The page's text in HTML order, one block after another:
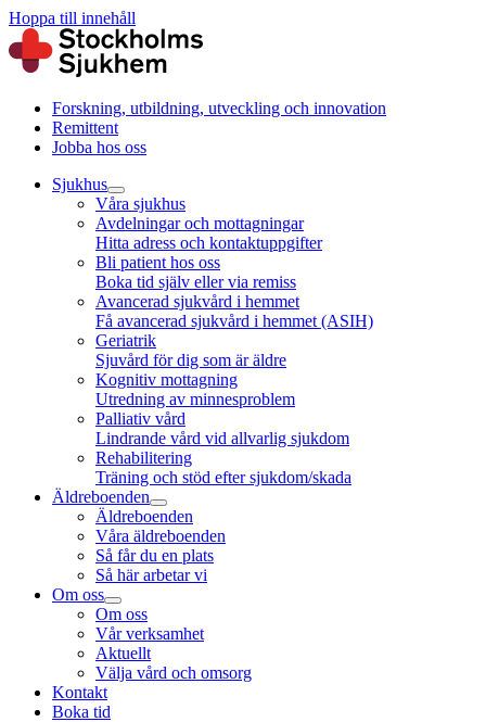
Hoppa till innehåll
Forskning, utbildning, utveckling och innovation
Remittent
Jobba hos oss
Sjukhus
Våra sjukhus
Avdelningar och mottagningar
Hitta adress och kontaktuppgifter
Bli patient hos oss
Boka tid själv eller via remiss
Avancerad sjukvård i hemmet
Få avancerad sjukvård i hemmet (ASIH)
Geriatrik
Sjuvård för dig som är äldre
Kognitiv mottagning
Utredning av minnesproblem
Palliativ vård
Lindrande vård vid allvarlig sjukdom
Rehabilitering
Träning och stöd efter sjukdom/skada
Äldreboenden
Äldreboenden
Våra äldreboenden
Så får du en plats
Så här arbetar vi
Om oss
Om oss
Vår verksamhet
Aktuellt
Välja vård och omsorg
Kontakt
Boka tid